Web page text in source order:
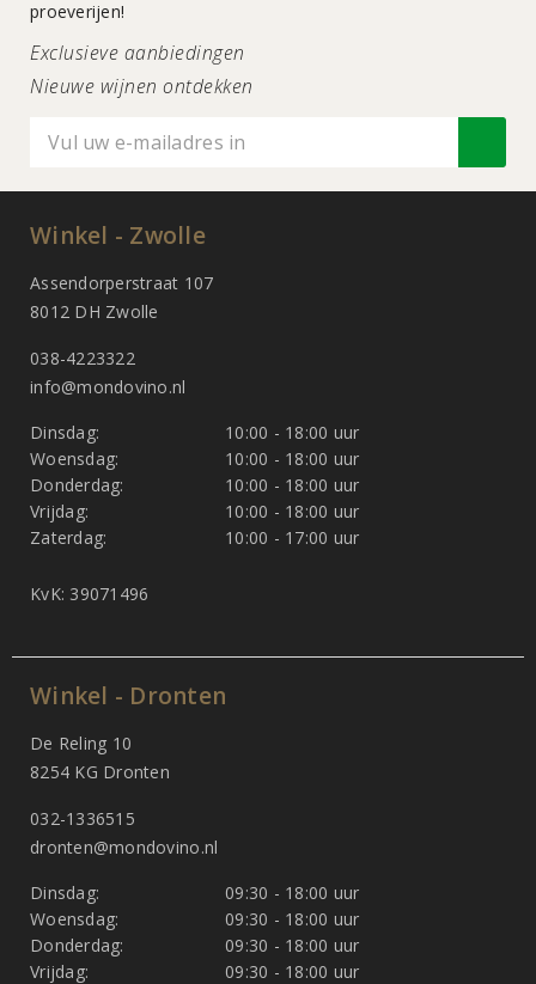
proeverijen!
Exclusieve aanbiedingen
Nieuwe wijnen ontdekken
Winkel - Zwolle
Assendorperstraat 107
8012 DH Zwolle
038-4223322
info@mondovino.nl
Dinsdag:
10:00 - 18:00 uur
Woensdag:
10:00 - 18:00 uur
Donderdag:
10:00 - 18:00 uur
Vrijdag:
10:00 - 18:00 uur
Zaterdag:
10:00 - 17:00 uur
KvK: 39071496
Winkel - Dronten
De Reling 10
8254 KG Dronten
032-1336515
dronten@mondovino.nl
Dinsdag:
09:30 - 18:00 uur
Woensdag:
09:30 - 18:00 uur
Donderdag:
09:30 - 18:00 uur
Vrijdag:
09:30 - 18:00 uur